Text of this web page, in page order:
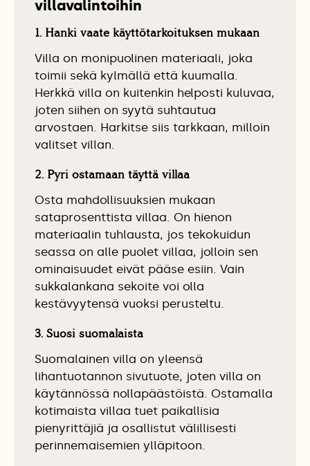
villavalintoihin
1. Hanki vaate käyttötarkoituksen mukaan
Villa on monipuolinen materiaali, joka
toimii sekä kylmällä että kuumalla.
Herkkä villa on kuitenkin helposti kuluvaa,
joten siihen on syytä suhtautua
arvostaen. Harkitse siis tarkkaan, milloin
valitset villan.
2. Pyri ostamaan täyttä villaa
Osta mahdollisuuksien mukaan
sataprosenttista villaa. On hienon
materiaalin tuhlausta, jos tekokuidun
seassa on alle puolet villaa, jolloin sen
ominaisuudet eivät pääse esiin. Vain
sukkalankana sekoite voi olla
kestävyytensä vuoksi perusteltu.
3. Suosi suomalaista
Suomalainen villa on yleensä
lihantuotannon sivutuote, joten villa on
käytännössä nollapäästöistä. Ostamalla
kotimaista villaa tuet paikallisia
pienyrittäjiä ja osallistut välillisesti
perinnemaisemien ylläpitoon.